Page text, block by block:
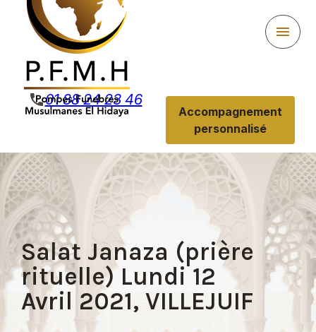
menu
phone01 88 24 23 46
Accompagnement
personnalisé
Salat Janaza (prière
rituelle) Lundi 12
Avril 2021, VILLEJUIF
Panneau de gestion des cookies